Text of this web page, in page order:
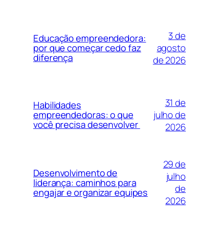
Educação empreendedora:
por que começar cedo faz
diferença
3 de
agosto
de 2026
Habilidades
empreendedoras: o que
você precisa desenvolver
31 de
julho de
2026
Desenvolvimento de
liderança: caminhos para
engajar e organizar equipes
29 de
julho
de
2026